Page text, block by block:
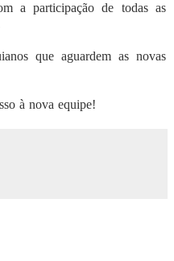
a participação de todas as
que aguardem as novas
à nova equipe!